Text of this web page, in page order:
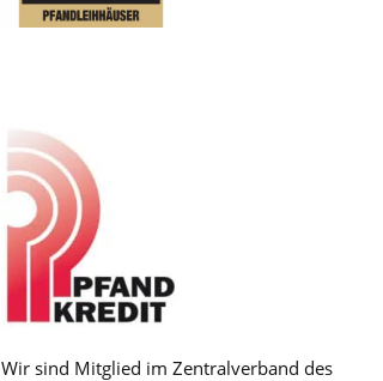
Wir sind Mitglied im Zentralverband des